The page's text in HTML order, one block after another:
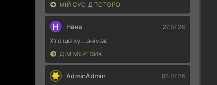
МІЙ СУСІД ТОТОРО
Н Нана 27.07.26
Хто цю ху....знімає
ДІМ МЕРТВИХ
AdminAdmin 06.07.26